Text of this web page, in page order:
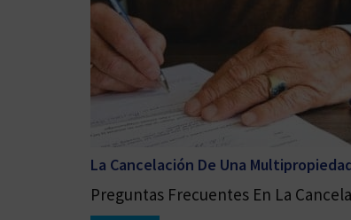
La Cancelación De Una
Preguntas Frecuentes En La